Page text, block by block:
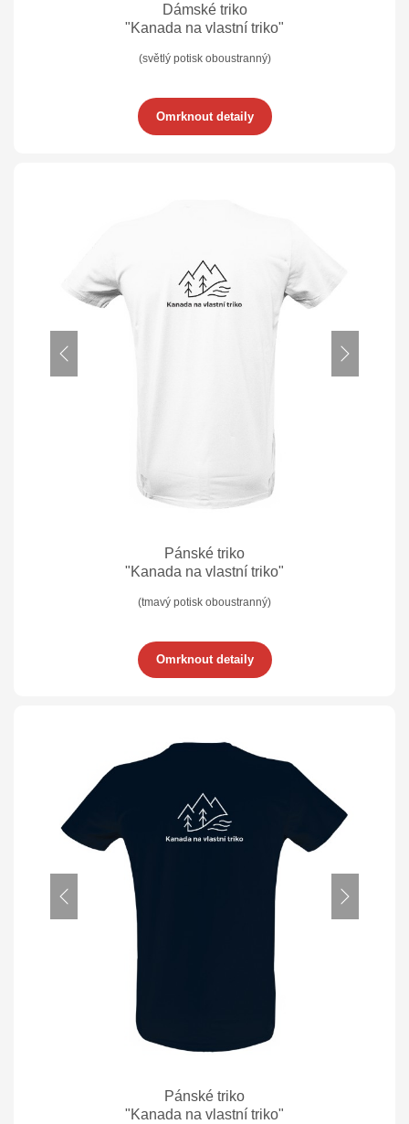
Dámské triko
"Kanada na vlastní triko"
(světlý potisk oboustranný)
Omrknout detaily
Pánské triko
"Kanada na vlastní triko"
(tmavý potisk oboustranný)
Omrknout detaily
Pánské triko
"Kanada na vlastní triko"